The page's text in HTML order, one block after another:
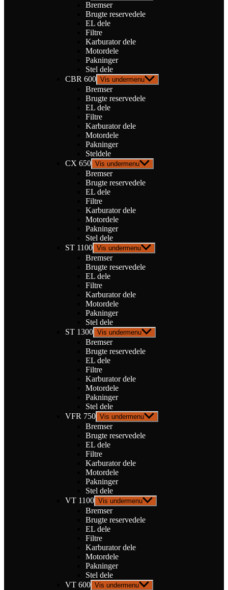
Bremser
Brugte reservedele
EL dele
Filtre
Karburator dele
Motordele
Pakninger
Stel dele
CBR 600 Vis undermenu
Bremser
Brugte reservedele
EL dele
Filtre
Karburator dele
Motordele
Pakninger
Steldele
CX 650 Vis undermenu
Bremser
Brugte reservedele
EL dele
Filtre
Karburator dele
Motordele
Pakninger
Stel dele
ST 1100 Vis undermenu
Bremser
Brugte reservedele
EL dele
Filtre
Karburator dele
Motordele
Pakninger
Stel dele
ST 1300 Vis undermenu
Bremser
Brugte reservedele
EL dele
Filtre
Karburator dele
Motordele
Pakninger
Stel dele
VFR 750 Vis undermenu
Bremser
Brugte reservedele
EL dele
Filtre
Karburator dele
Motordele
Pakninger
Stel dele
VT 1100 Vis undermenu
Bremser
Brugte reservedele
EL dele
Filtre
Karburator dele
Motordele
Pakninger
Stel dele
VT 600 Vis undermenu